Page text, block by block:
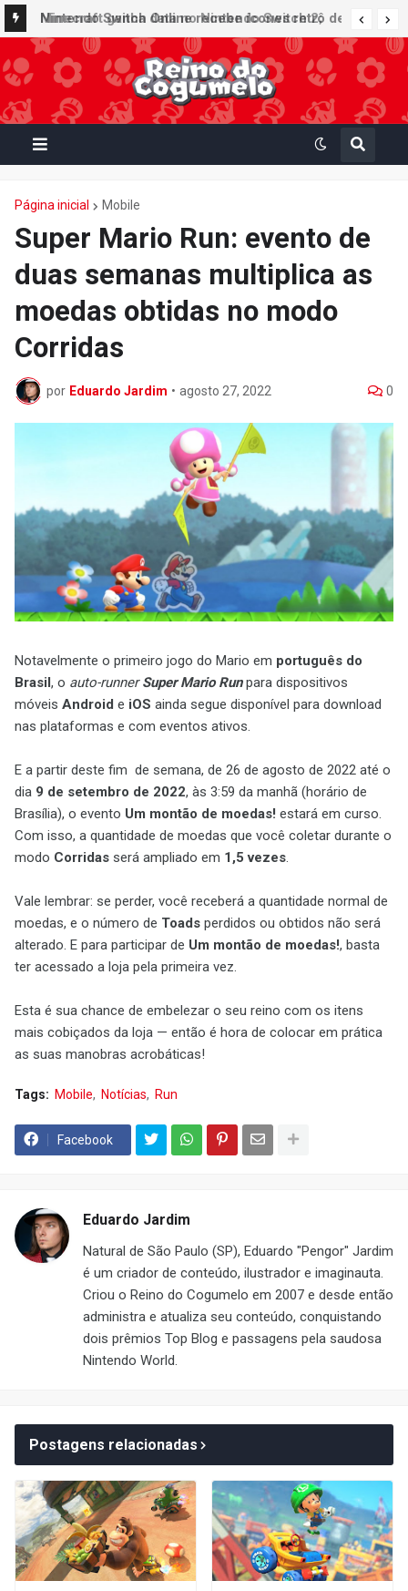
Nintendo Switch Online recebe ícones retrô de
Mario Paint (SNES) e Mario Kart: Super Circuit
(GBA)
Página inicial Mobile
Super Mario Run: evento de
duas semanas multiplica as
moedas obtidas no modo
Corridas
por Eduardo Jardim • agosto 27, 2022 0
Notavelmente o primeiro jogo do Mario em português do
Brasil, o auto-runner Super Mario Runpara dispositivos
móveis Android e iOS ainda segue disponível para download
nas plataformas e com eventos ativos.
E a partir deste fim de semana, de 26 de agosto de 2022 até o
dia 9 de setembro de 2022, às 3:59 da manhã (horário de
Brasília), o evento Um montão de moedas! estará em curso.
Com isso, a quantidade de moedas que você coletar durante o
modo Corridas será ampliado em 1,5 vezes.
Vale lembrar: se perder, você receberá a quantidade normal de
moedas, e o número de Toads perdidos ou obtidos não será
alterado. E para participar de Um montão de moedas!, basta
ter acessado a loja pela primeira vez.
Esta é sua chance de embelezar o seu reino com os itens
mais cobiçados da loja — então é hora de colocar em prática
as suas manobras acrobáticas!
Tags: Mobile Notícias Run
Facebook
Eduardo Jardim
Natural de São Paulo (SP), Eduardo "Pengor" Jardim
é um criador de conteúdo, ilustrador e imaginauta.
Criou o Reino do Cogumelo em 2007 e desde então
administra e atualiza seu conteúdo, conquistando
dois prêmios Top Blog e passagens pela saudosa
Nintendo World.
Postagens relacionadas